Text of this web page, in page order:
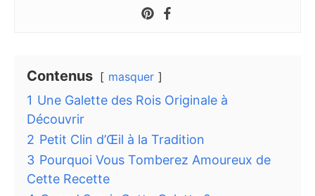
Contenus masquer
1 Une Galette des Rois Originale à
Découvrir
2 Petit Clin d’Œil à la Tradition
3 Pourquoi Vous Tomberez Amoureux de
Cette Recette